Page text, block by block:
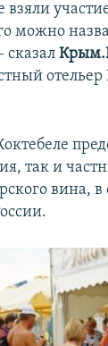
можно
отельер
так и
вина,